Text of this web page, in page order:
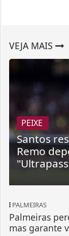
VEJA MAIS
PEIXE
Santos
Remo
PALMEIRAS
Palmeiras
mas garante